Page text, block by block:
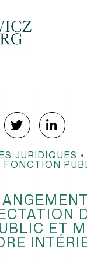
JURIDIQUES •
FONCTION
ET